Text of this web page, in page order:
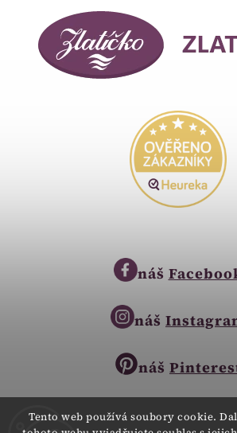
Tento web používá soubory cookie.
náš
náš
náš